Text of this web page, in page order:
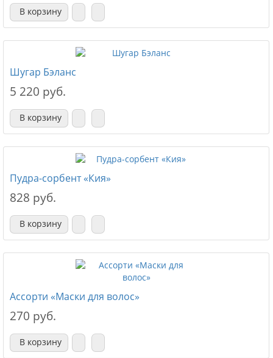
В корзину
Шугар Бэланс
5 220 руб.
В корзину
Пудра-сорбент «Кия»
828 руб.
В корзину
Ассорти «Маски для волос»
270 руб.
В корзину